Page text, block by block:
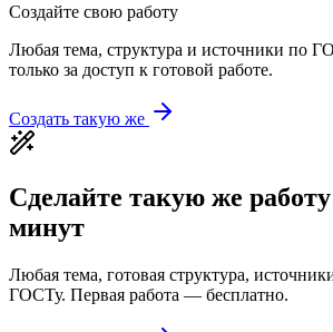
Создайте свою работу
Любая тема, структура и источники по
только за доступ к готовой работе.
Создать такую же
Сделайте такую же
минут
Любая тема, готовая структура,
ГОСТу. Первая работа — бесплатно.